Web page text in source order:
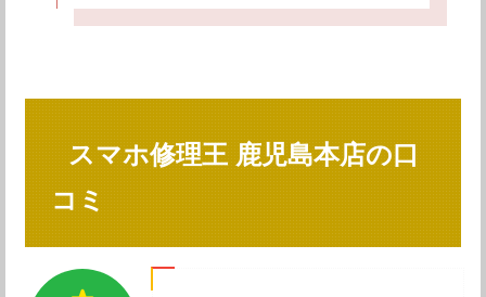
スマホ修理王 鹿児島本店の口
コミ